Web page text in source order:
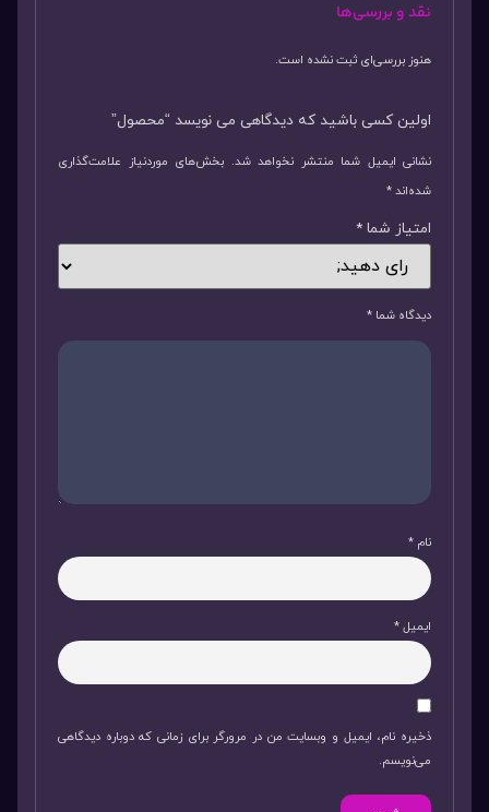
نقد و بررسی‌ها
هنوز بررسی‌ای ثبت نشده است.
اولین کسی باشید که دیدگاهی می نویسد “محصول”
نشانی ایمیل شما منتشر نخواهد شد. بخش‌های موردنیاز علامت‌گذاری
شده‌اند*
امتیاز شما *
دیدگاه شما *
نام *
ایمیل*
ذخیره نام، ایمیل و وبسایت من در مرورگر برای زمانی که دوباره دیدگاهی
می‌نویسم.